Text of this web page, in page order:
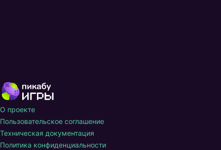
О проекте
Пользовательское соглашение
Техническая документация
Политика конфиденциальности